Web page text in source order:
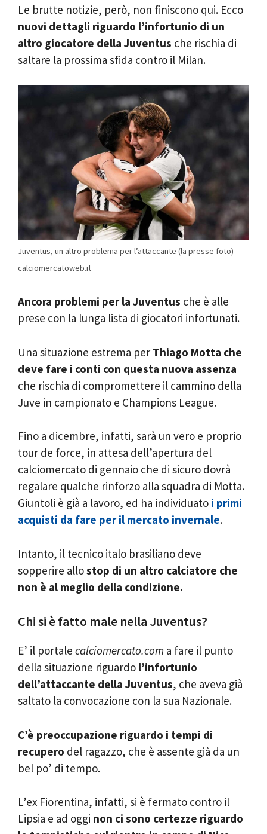
Le brutte notizie, però, non finiscono qui. Ecco
nuovi dettagli riguardo l’infortunio di un
altro giocatore della Juventus che rischia di
saltare la prossima sfida contro il Milan.
Juventus, un altro problema per l’attaccante (la presse foto) –
calciomercatoweb.it
Ancora problemi per la Juventus che è alle
prese con la lunga lista di giocatori infortunati.
Una situazione estrema per Thiago Motta che
deve fare i conti con questa nuova assenza
che rischia di compromettere il cammino della
Juve in campionato e Champions League.
Fino a dicembre, infatti, sarà un vero e proprio
tour de force, in attesa dell’apertura del
calciomercato di gennaio che di sicuro dovrà
regalare qualche rinforzo alla squadra di Motta.
Giuntoli è già a lavoro, ed ha individuato i primi
acquisti da fare per il mercato invernale.
Intanto, il tecnico italo brasiliano deve
sopperire allostop di un altro calciatore che
non è al meglio della condizione.
Chi si è fatto male nella Juventus?
E’ il portale calciomercato.com a fare il punto
della situazione riguardo l’infortunio
dell’attaccante della Juventus, che aveva già
saltato la convocazione con la sua Nazionale.
C’è preoccupazione riguardo i tempi di
recupero del ragazzo, che è assente già da un
bel po’ di tempo.
L’ex Fiorentina, infatti, si è fermato contro il
Lipsia e ad oggi non ci sono certezze riguardo